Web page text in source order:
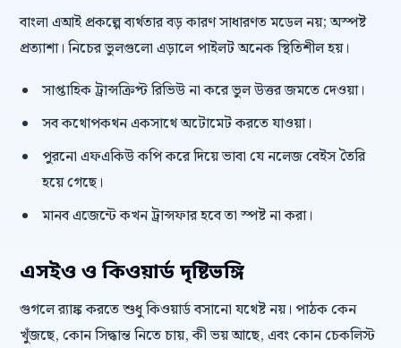
বাংলা এআই প্রকল্পে ব্যর্থতার বড় কারণ সাধারণত মডেল নয়; অস্পষ্ট
প্রত্যাশা। নিচের ভুলগুলো এড়ালে পাইলট অনেক স্থিতিশীল হয়।
সাপ্তাহিক ট্রান্সক্রিপ্ট রিভিউ না করে ভুল উত্তর জমতে দেওয়া।
সব কথোপকথন একসাথে অটোমেট করতে যাওয়া।
পুরনো এফএকিউ কপি করে দিয়ে ভাবা যে নলেজ বেইস তৈরি
হয়ে গেছে।
মানব এজেন্টে কখন ট্রান্সফার হবে তা স্পষ্ট না করা।
এসইও ও কিওয়ার্ড দৃষ্টিভঙ্গি
গুগলে র‍্যাঙ্ক করতে শুধু কিওয়ার্ড বসানো যথেষ্ট নয়। পাঠক কেন
খুঁজছে, কোন সিদ্ধান্ত নিতে চায়, কী ভয় আছে, এবং কোন চেকলিস্ট